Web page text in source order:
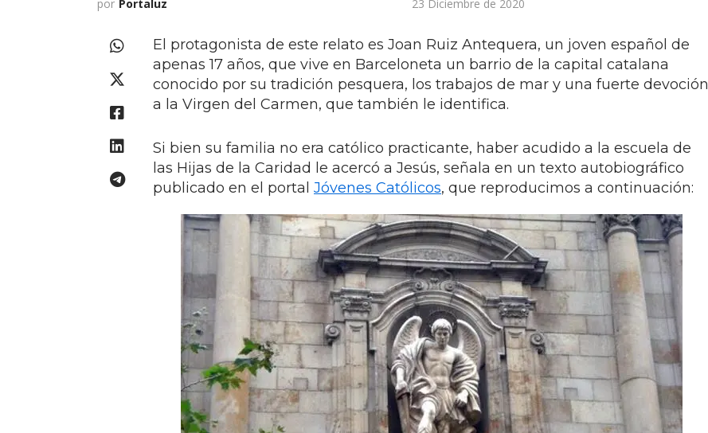
por Portaluz 23 Diciembre de 2020
El protagonista de este relato es Joan Ruiz Antequera, un joven español de
apenas 17 años, que vive en Barceloneta un barrio de la capital catalana
conocido por su tradición pesquera, los trabajos de mar y una fuerte devoción
a la Virgen del Carmen, que también le identifica.
Si bien su familia no era católico practicante, haber acudido a la escuela de
las Hijas de la Caridad le acercó a Jesús, señala en un texto autobiográfico
publicado en el portal Jóvenes Católicos, que reproducimos a continuación: